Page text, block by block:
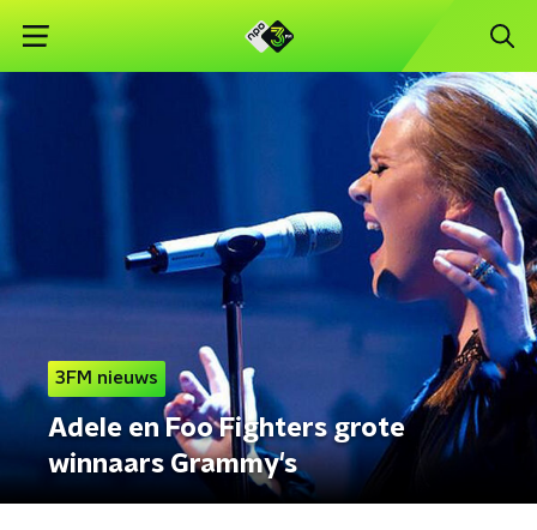
3FM nieuws
Adele en Foo Fighters grote
winnaars Grammy's